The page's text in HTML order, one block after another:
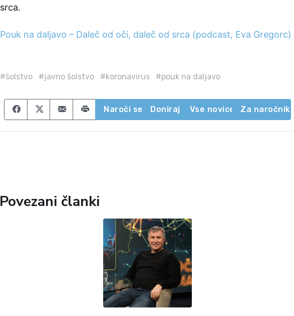
srca.
Pouk na daljavo – Daleč od oči, daleč od srca (podcast, Eva Gregorc)
#šolstvo #javno šolstvo #koronavirus #pouk na daljavo
Share on Facebook
Share on Twitter
Share by email
Naroči se Doniraj Vse novice Za naročnike
Povezani članki